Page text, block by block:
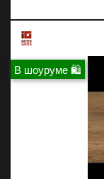
В шоуруме 🛍